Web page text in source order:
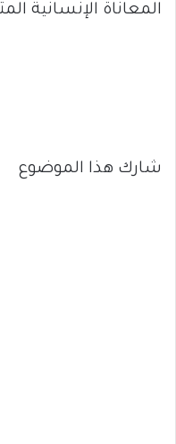
المعاناة الإنسانية
شارك هذا الموضوع